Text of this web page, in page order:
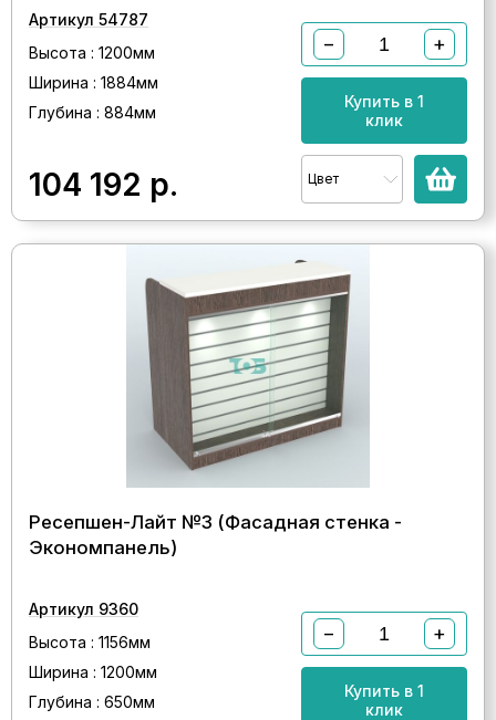
Артикул 54787
Высота : 1200мм
Ширина : 1884мм
Глубина : 884мм
104 192 р.
− +
Купить в 1
клик
Цвет
Ресепшен-Лайт №3 (Фасадная стенка -
Экономпанель)
Артикул 9360
Высота : 1156мм
Ширина : 1200мм
Глубина : 650мм
− +
Купить в 1
клик